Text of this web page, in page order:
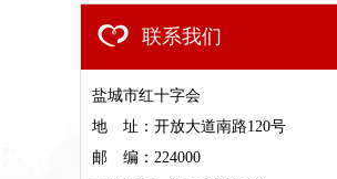
联系我们
盐城市红十字会
地 址：开放大道南路120号
邮 编：224000